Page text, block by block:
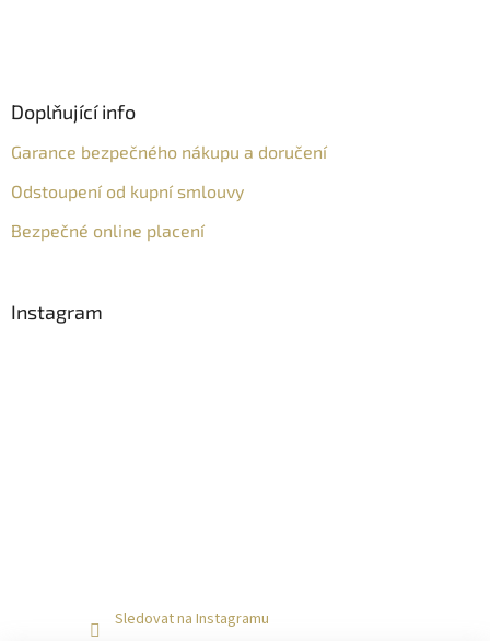
Doplňující info
Garance bezpečného nákupu a doručení
Odstoupení od kupní smlouvy
Bezpečné online placení
Instagram
Sledovat na Instagramu